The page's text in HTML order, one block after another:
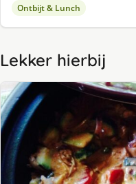
Ontbijt & Lunch
Lekker hierbij